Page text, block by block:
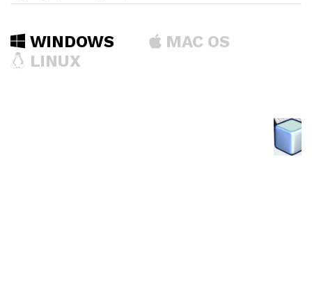
WINDOWS
MAC OS
LINUX